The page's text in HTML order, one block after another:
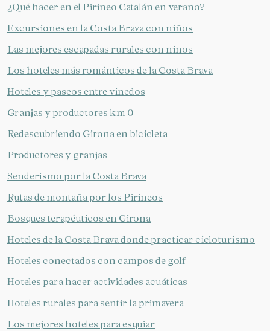
¿Qué hacer en el Pirineo Catalán en verano?
Excursiones en la Costa Brava con niños
Las mejores escapadas rurales con niños
Los hoteles más románticos de la Costa Brava
Hoteles y paseos entre viñedos
Granjas y productores km 0
Redescubriendo Girona en bicicleta
Productores y granjas
Senderismo por la Costa Brava
Rutas de montaña por los Pirineos
Bosques terapéuticos en Girona
Hoteles de la Costa Brava donde practicar cicloturismo
Hoteles conectados con campos de golf
Hoteles para hacer actividades acuáticas
Hoteles rurales para sentir la primavera
Los mejores hoteles para esquiar